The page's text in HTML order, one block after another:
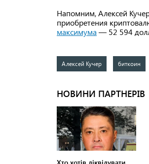
Напомним, Алексей
приобретения
максимума — 52 594
Алексей Кучер биткоин